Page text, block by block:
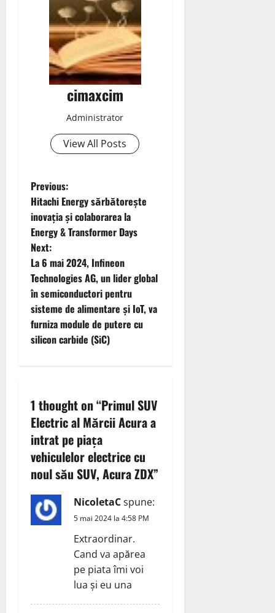
cimaxcim
Administrator
View All Posts
P
o
s
t
n
a
v
g
a
t
i
o
n
Previous:
Hitachi Energy sărbătorește
inovația și colaborarea la
Energy & Transformer Days
Next:
La 6 mai 2024, Infineon
Technologies AG, un lider global
în semiconductori pentru
sisteme de alimentare și IoT, va
furniza module de putere cu
silicon carbide (SiC)
1 thought on “Primul SUV
Electric al Mărcii Acura a
intrat pe piața
vehiculelor electrice cu
noul său SUV, Acura ZDX”
NicoletaCspune:
5 mai 2024 la 4:58 PM
Extraordinar.
Cand va apărea
pe piata îmi voi
lua și eu una